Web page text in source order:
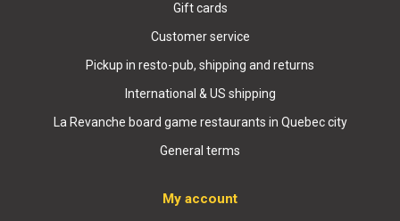
Gift cards
Customer service
Pickup in resto-pub, shipping and returns
International & US shipping
La Revanche board game restaurants in Quebec city
General terms
My account